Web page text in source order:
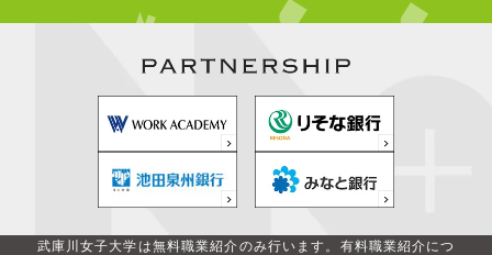
武庫川女子大学は無料職業紹介のみ行います。 有料職業紹介につ